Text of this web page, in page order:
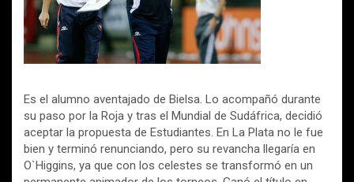
Es el alumno aventajado de Bielsa. Lo acompañó durante
su paso por la Roja y tras el Mundial de Sudáfrica, decidió
aceptar la propuesta de Estudiantes. En La Plata no le fue
bien y terminó renunciando, pero su revancha llegaría en
O`Higgins, ya que con los celestes se transformó en un